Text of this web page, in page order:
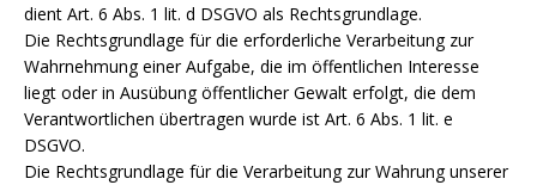
dient Art. 6 Abs. 1 lit. d DSGVO als Rechtsgrundlage.
Die Rechtsgrundlage für die erforderliche Verarbeitung zur
Wahrnehmung einer Aufgabe, die im öffentlichen Interesse
liegt oder in Ausübung öffentlicher Gewalt erfolgt, die dem
Verantwortlichen übertragen wurde ist Art. 6 Abs. 1 lit. e
DSGVO.
Die Rechtsgrundlage für die Verarbeitung zur Wahrung unserer